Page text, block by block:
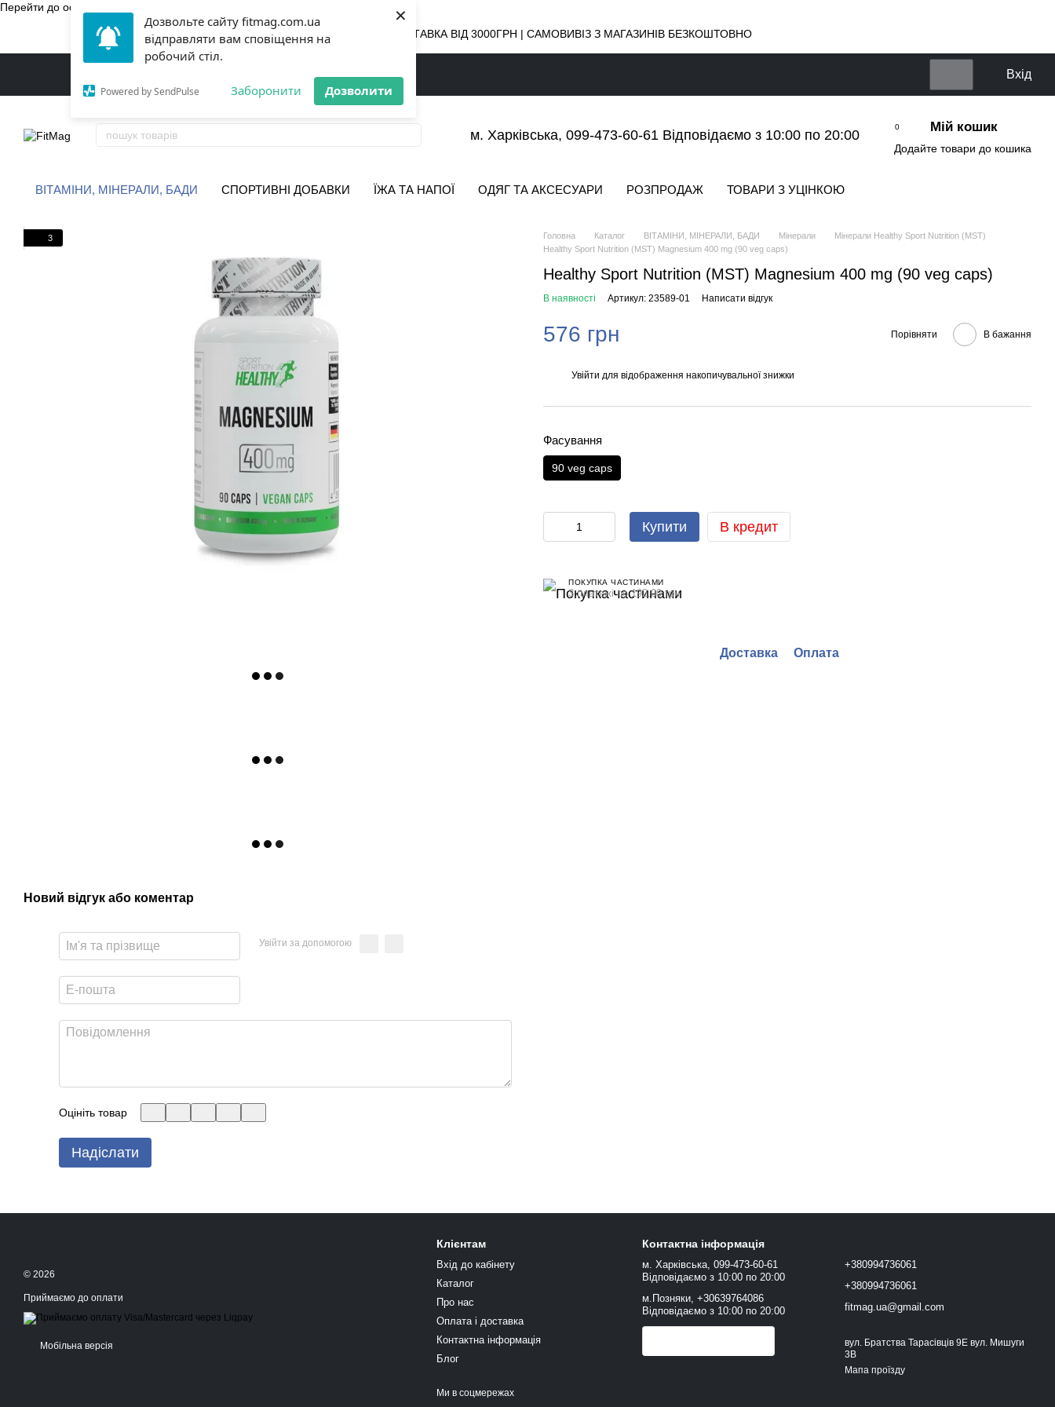
Дозвольте сайту fitmag.com.ua
відправляти вам сповіщення на
робочий стіл.
Powered by SendPulse Заборонити Дозволити
×
Перейти до основного контенту
БЕЗКОШТОВНА ДОСТАВКА ВІД 3000ГРН | САМОВИВІЗ З МАГАЗИНІВ БЕЗКОШТОВНО
Вхід
м. Харківська, 099-473-60-61 Відповідаємо з 10:00 по 20:00
0 Мій кошик
Додайте товари до кошика
ВІТАМІНИ, МІНЕРАЛИ, БАДИ СПОРТИВНІ ДОБАВКИ ЇЖА ТА НАПОЇ ОДЯГ ТА АКСЕСУАРИ РОЗПРОДАЖ ТОВАРИ З УЦІНКОЮ
3
Новий відгук або коментар
Увійти за допомогою
Оцініть товар
Надіслати
Головна Каталог ВІТАМІНИ, МІНЕРАЛИ, БАДИ Мінерали
Мінерали Healthy Sport Nutrition (MST)
Healthy Sport Nutrition (MST) Magnesium 400 mg (90 veg caps)
Healthy Sport Nutrition (MST) Magnesium 400 mg (90 veg caps)
В наявності Артикул: 23589-01 Написати відгук
576 грн Порівняти В бажання
Увійти для відображення накопичувальної знижки
Фасування
90 veg caps
Купити В кредит
ПОКУПКА ЧАСТИНАМИ
3 платежі по 192.00 грн
Доставка Оплата
© 2026
Приймаємо до оплати
Мобільна версія
Клієнтам
Вхід до кабінету
Каталог
Про нас
Оплата і доставка
Контактна інформація
Блог
Ми в соцмережах
Контактна інформація
м. Харківська, 099-473-60-61
Відповідаємо з 10:00 по 20:00
м.Позняки, +30639764086
Відповідаємо з 10:00 по 20:00
+380994736061
+380994736061
fitmag.ua@gmail.com
вул. Братства Тарасівців 9Е вул. Мишуги
3В
Мапа проїзду